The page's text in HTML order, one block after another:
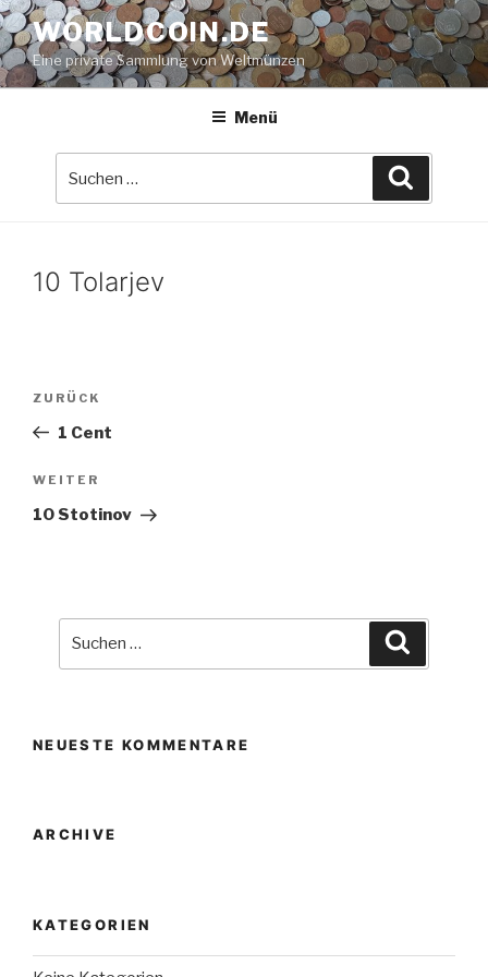
Zum
Inhalt
springen
WORLDCOIN.DE
Eine private Sammlung von Weltmünzen
Menü
10 Tolarjev
Beitrags-
Vorheriger
Beitrag
ZURÜCK
1 Cent
Nächster
Beitrag
WEITER
10 Stotinov
NEUESTE KOMMENTARE
ARCHIVE
KATEGORIEN